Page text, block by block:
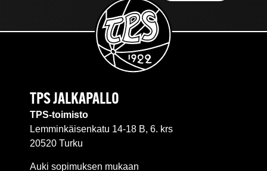
TPS JALKAPALLO
TPS-toimisto
Lemminkäisenkatu 14-18 B, 6. krs
20520 Turku
Auki sopimuksen mukaan